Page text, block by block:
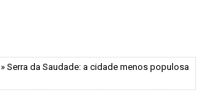
» Serra da Saudade: a cidade menos populosa